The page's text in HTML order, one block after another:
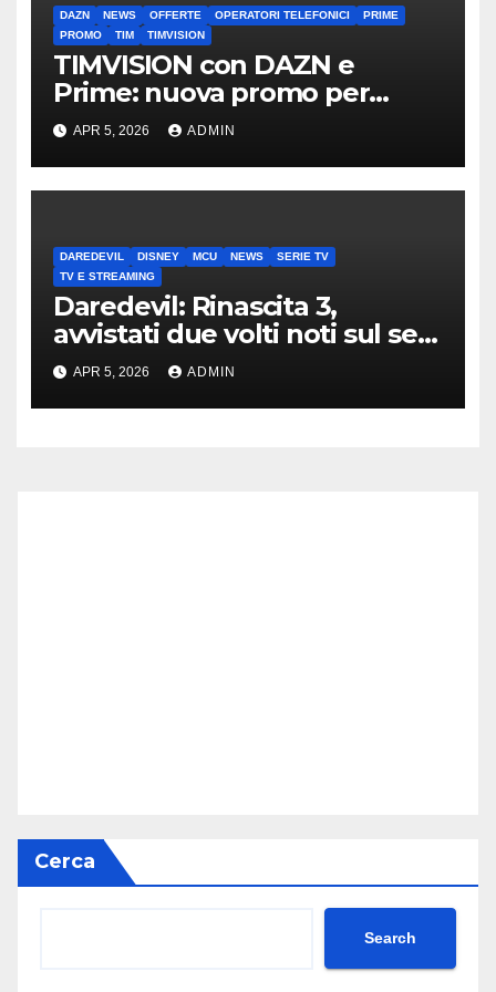
DAZN NEWS OFFERTE OPERATORI TELEFONICI
PRIME
PROMO
TIM TIMVISION
TIMVISION con DAZN e
Prime: nuova promo per
clienti TIM
APR 5, 2026 ADMIN
DAREDEVIL DISNEY MCU NEWS
SERIE TV
TV E STREAMING
Daredevil: Rinascita 3,
avvistati due volti noti sul set
di New York
APR 5, 2026 ADMIN
Cerca
Search